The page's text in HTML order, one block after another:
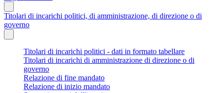
Titolari di incarichi politici, di amministrazione, di direzione o di
governo
Titolari di incarichi politici - dati in formato tabellare
Titolari di incarichi di amministrazione di direzione o di
governo
Relazione di fine mandato
Relazione di inizio mandato